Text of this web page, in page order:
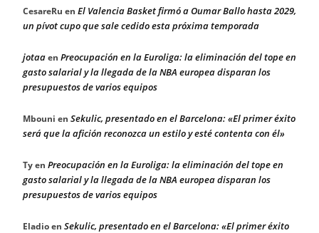
CesareRu en El Valencia Basket firmó a Oumar Ballo hasta 2029,
un pívot cupo que sale cedido esta próxima temporada
jotaaen Preocupación en la Euroliga: la eliminación del tope en
gasto salarial y la llegada de la NBA europea disparan los
presupuestos de varios equipos
Mbouni en Sekulic, presentado en el Barcelona: «El primer éxito
será que la afición reconozca un estilo y esté contenta con él»
Tyen Preocupación en la Euroliga: la eliminación del tope en
gasto salarial y la llegada de la NBA europea disparan los
presupuestos de varios equipos
Eladioen Sekulic, presentado en el Barcelona: «El primer éxito